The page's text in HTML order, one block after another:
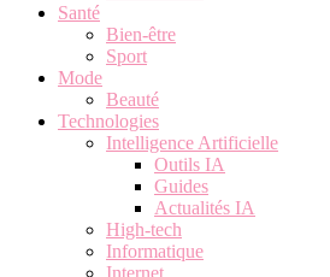
Santé
Bien-être
Sport
Mode
Beauté
Technologies
Intelligence Artificielle
Outils IA
Guides
Actualités IA
High-tech
Informatique
Internet